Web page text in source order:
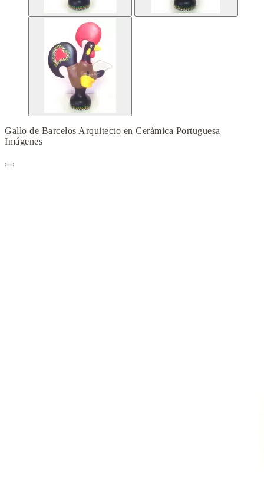
Gallo de Barcelos Arquitecto en Cerámica Portuguesa
Imágenes